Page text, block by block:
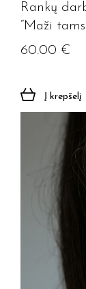
Rankų
“Maži
60.00 €
Į krepšelį